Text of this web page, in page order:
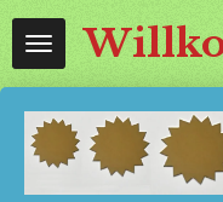
Zum
Hauptinhalt